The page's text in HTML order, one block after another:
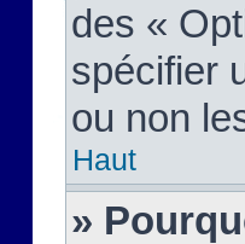
des «
spécifier
ou non
Haut
»